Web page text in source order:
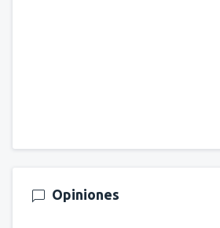
Opiniones